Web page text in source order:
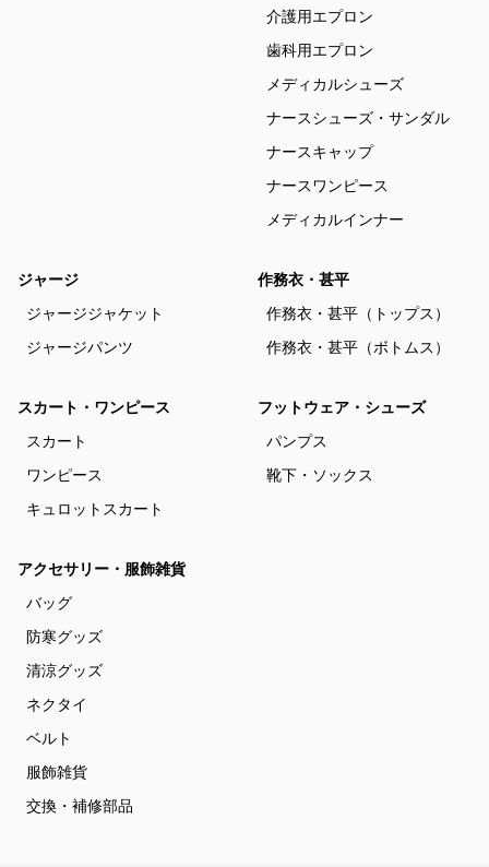
介護用エプロン
歯科用エプロン
メディカルシューズ
ナースシューズ・サンダル
ナースキャップ
ナースワンピース
メディカルインナー
ジャージ
ジャージジャケット
ジャージパンツ
作務衣・甚平
作務衣・甚平（トップス）
作務衣・甚平（ボトムス）
スカート・ワンピース
スカート
ワンピース
キュロットスカート
フットウェア・シューズ
パンプス
靴下・ソックス
アクセサリー・服飾雑貨
バッグ
防寒グッズ
清涼グッズ
ネクタイ
ベルト
服飾雑貨
交換・補修部品